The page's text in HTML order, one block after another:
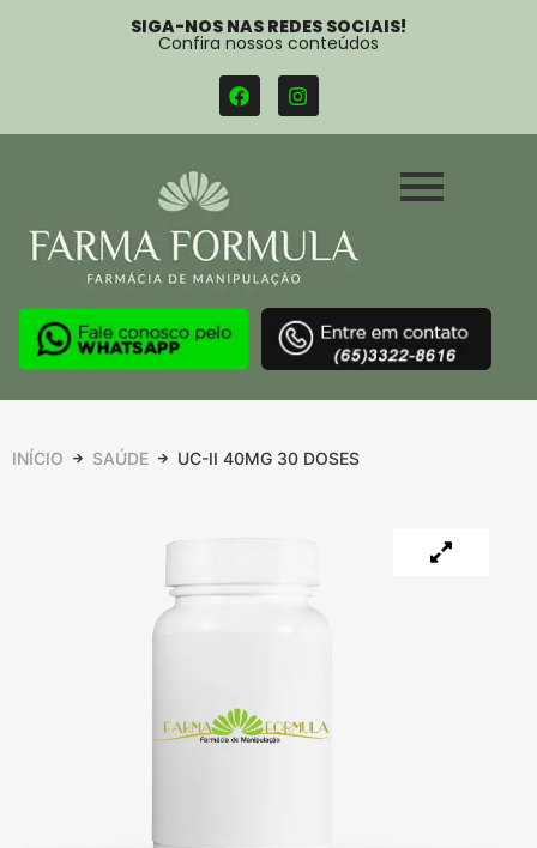
SIGA-NOS NAS REDES SOCIAIS!
Confira nossos conteúdos
INÍCIO SAÚDE UC-II 40MG 30 DOSES